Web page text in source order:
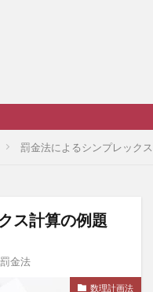
罰金法によるシンプレック
ス計算の例題
罰金法
数理計画法